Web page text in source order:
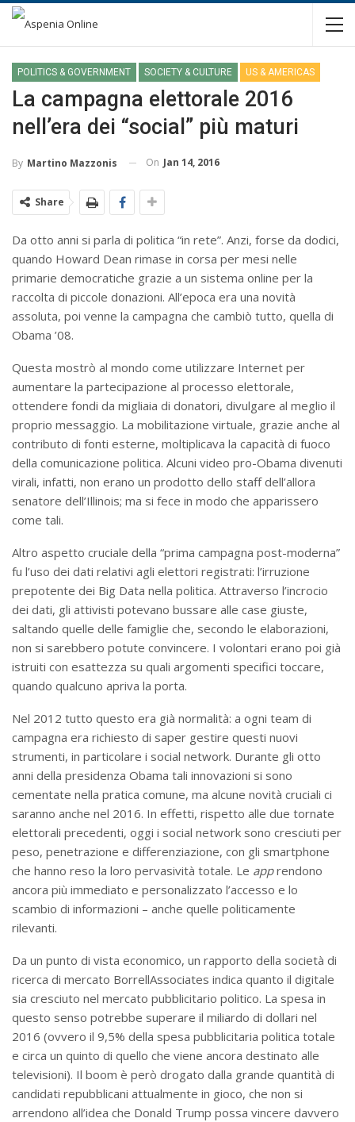
POLITICS & GOVERNMENT SOCIETY & CULTURE US & AMERICAS
La campagna elettorale 2016
nell’era dei “social” più maturi
By Martino Mazzonis On Jan 14, 2016
Share
Da otto anni si parla di politica “in rete”. Anzi, forse da dodici,
quando Howard Dean rimase in corsa per mesi nelle
primarie democratiche grazie a un sistema online per la
raccolta di piccole donazioni. All’epoca era una novità
assoluta, poi venne la campagna che cambiò tutto, quella di
Obama ’08.
Questa mostrò al mondo come utilizzare Internet per
aumentare la partecipazione al processo elettorale,
ottendere fondi da migliaia di donatori, divulgare al meglio il
proprio messaggio. La mobilitazione virtuale, grazie anche al
contributo di fonti esterne, moltiplicava la capacità di fuoco
della comunicazione politica. Alcuni video pro-Obama divenuti
virali, infatti, non erano un prodotto dello staff dell’allora
senatore dell’Illinois; ma si fece in modo che apparissero
come tali.
Altro aspetto cruciale della “prima campagna post-moderna”
fu l’uso dei dati relativi agli elettori registrati: l’irruzione
prepotente dei Big Data nella politica. Attraverso l’incrocio
dei dati, gli attivisti potevano bussare alle case giuste,
saltando quelle delle famiglie che, secondo le elaborazioni,
non si sarebbero potute convincere. I volontari erano poi già
istruiti con esattezza su quali argomenti specifici toccare,
quando qualcuno apriva la porta.
Nel 2012 tutto questo era già normalità: a ogni team di
campagna era richiesto di saper gestire questi nuovi
strumenti, in particolare i social network. Durante gli otto
anni della presidenza Obama tali innovazioni si sono
cementate nella pratica comune, ma alcune novità cruciali ci
saranno anche nel 2016. In effetti, rispetto alle due tornate
elettorali precedenti, oggi i social network sono cresciuti per
peso, penetrazione e differenziazione, con gli smartphone
che hanno reso la loro pervasività totale. Le apprendono
ancora più immediato e personalizzato l’accesso e lo
scambio di informazioni – anche quelle politicamente
rilevanti.
Da un punto di vista economico, un rapporto della società di
ricerca di mercato BorrellAssociates indica quanto il digitale
sia cresciuto nel mercato pubblicitario politico. La spesa in
questo senso potrebbe superare il miliardo di dollari nel
2016 (ovvero il 9,5% della spesa pubblicitaria politica totale
e circa un quinto di quello che viene ancora destinato alle
televisioni). Il boom è però drogato dalla grande quantità di
candidati repubblicani attualmente in gioco, che non si
arrendono all’idea che Donald Trump possa vincere davvero